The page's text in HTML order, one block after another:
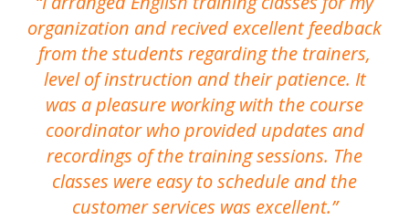
organization and recived excellent feedback
from the students regarding the trainers,
level of instruction and their patience. It
was a pleasure working with the course
coordinator who provided updates and
recordings of the training sessions. The
classes were easy to schedule and the
customer services was excellent.